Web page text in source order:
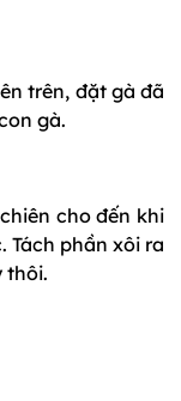
trên, đặt gà đã
gà.
cho đến khi
Tách phần xôi ra
thôi.